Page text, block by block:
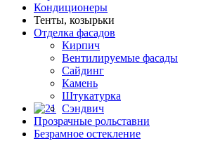
Кондиционеры
Тенты, козырьки
Отделка фасадов
Кирпич
Вентилируемые фасады
Сайдинг
Камень
Штукатурка
Сэндвич
Прозрачные рольставни
Безрамное остекление